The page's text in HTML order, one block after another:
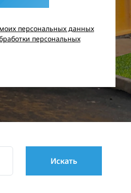
персональных данных
персональных